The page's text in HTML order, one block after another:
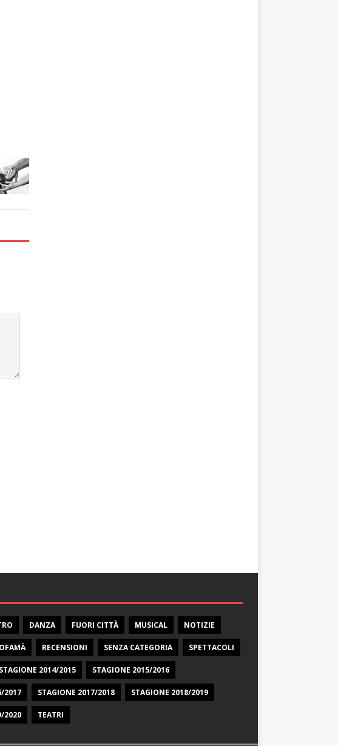
DANZA FUORI CITTÀ MUSICAL NOTIZIE
RECENSIONI SENZA CATEGORIA SPETTACOLI
STAGIONE 2014/2015 STAGIONE 2015/2016
2017 STAGIONE 2017/2018 STAGIONE 2018/2019
2020 TEATRI